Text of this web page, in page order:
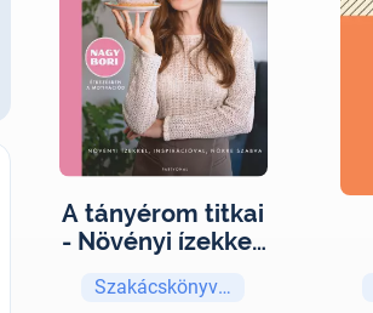
A tányérom titkai
- Növényi ízekkel,
nőkre szabva
Szakácskönyvek